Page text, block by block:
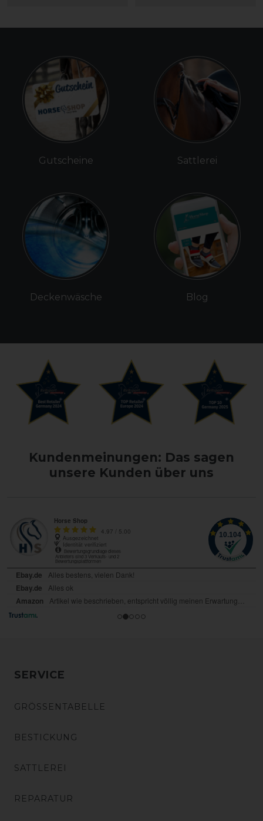
Gutscheine
Deckenwäsche
Sattlerei
Blog
Kundenmeinungen: Das sagen
unsere Kunden über uns
SERVICE
GRÖSSENTABELLE
BESTICKUNG
SATTLEREI
REPARATUR